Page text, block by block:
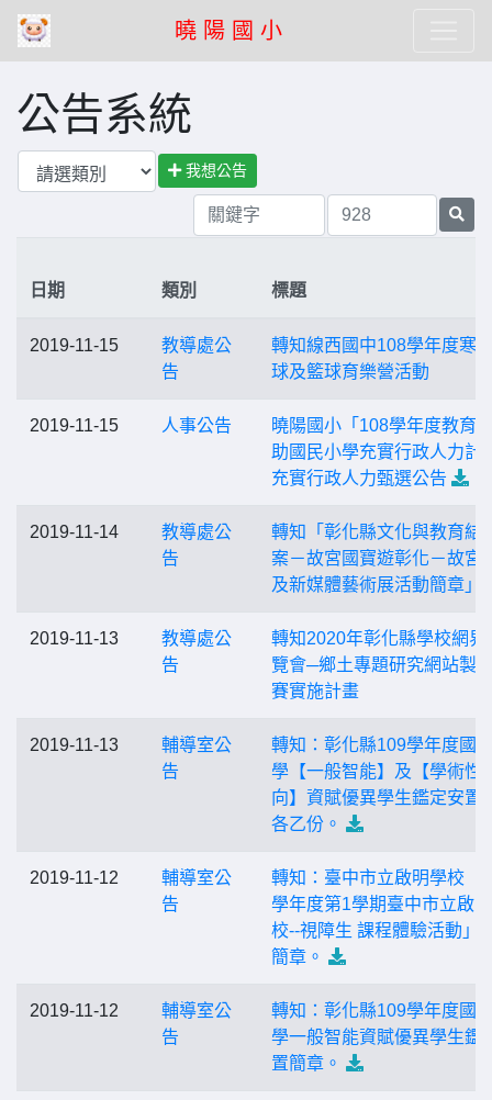
曉 陽 國 小
公告系統
我想公告
日期 類別 標題
2019-11-15
教導處公
告
轉知線西國中108學年度寒
球及籃球育樂營活動
2019-11-15 人事公告
曉陽國小「108學年度教育
助國民小學充實行政人力計
充實行政人力甄選公告
2019-11-14
教導處公
告
轉知「彰化縣文化與教育結
案－故宮國寶遊彰化－故宮
及新媒體藝術展活動簡章」
2019-11-13
教導處公
告
轉知2020年彰化縣學校網界
覽會─鄉土專題研究網站製
賽實施計畫
2019-11-13
輔導室公
告
轉知：彰化縣109學年度國
學【一般智能】及【學術性
向】資賦優異學生鑑定安置
各乙份。
2019-11-12
輔導室公
告
轉知：臺中市立啟明學校「
學年度第1學期臺中市立啟
校--視障生 課程體驗活動」
簡章。
2019-11-12
輔導室公
告
轉知：彰化縣109學年度國
學一般智能資賦優異學生鑑
置簡章。